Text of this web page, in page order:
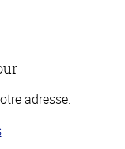
adresse.